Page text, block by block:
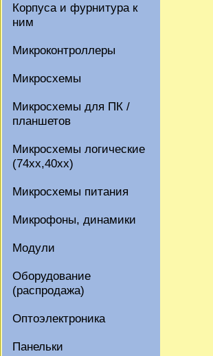
Корпуса и фурнитура к
ним
Микроконтроллеры
Микросхемы
Микросхемы для ПК /
планшетов
Микросхемы логические
(74xx,40xx)
Микросхемы питания
Микрофоны, динамики
Модули
Оборудование
(распродажа)
Оптоэлектроника
Панельки